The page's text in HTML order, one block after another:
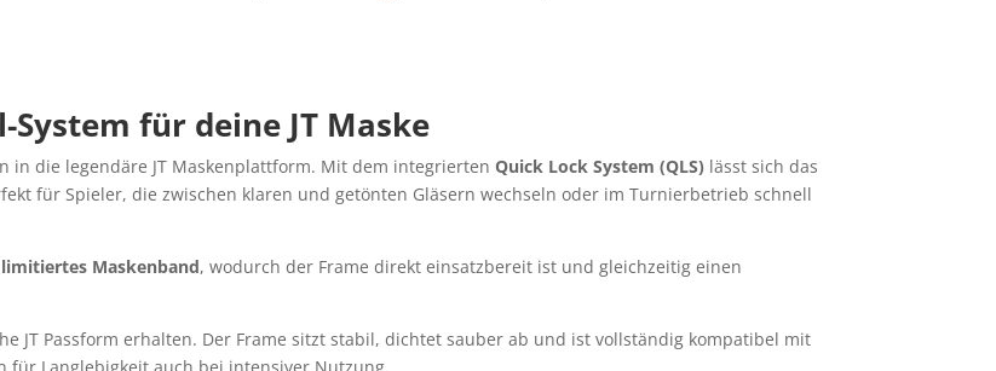
System für deine JT Maske
in die legendäre JT Maskenplattform. Mit dem integriertenQuick Lock System (QLS) lässt sich das
für Spieler, die zwischen klaren und getönten Gläsern wechseln oder im Turnierbetrieb schnell
limitiertes Maskenband, wodurch der Frame direkt einsatzbereit ist und gleichzeitig einen
JT Passform erhalten. Der Frame sitzt stabil, dichtet sauber ab und ist vollständig kompatibel mit